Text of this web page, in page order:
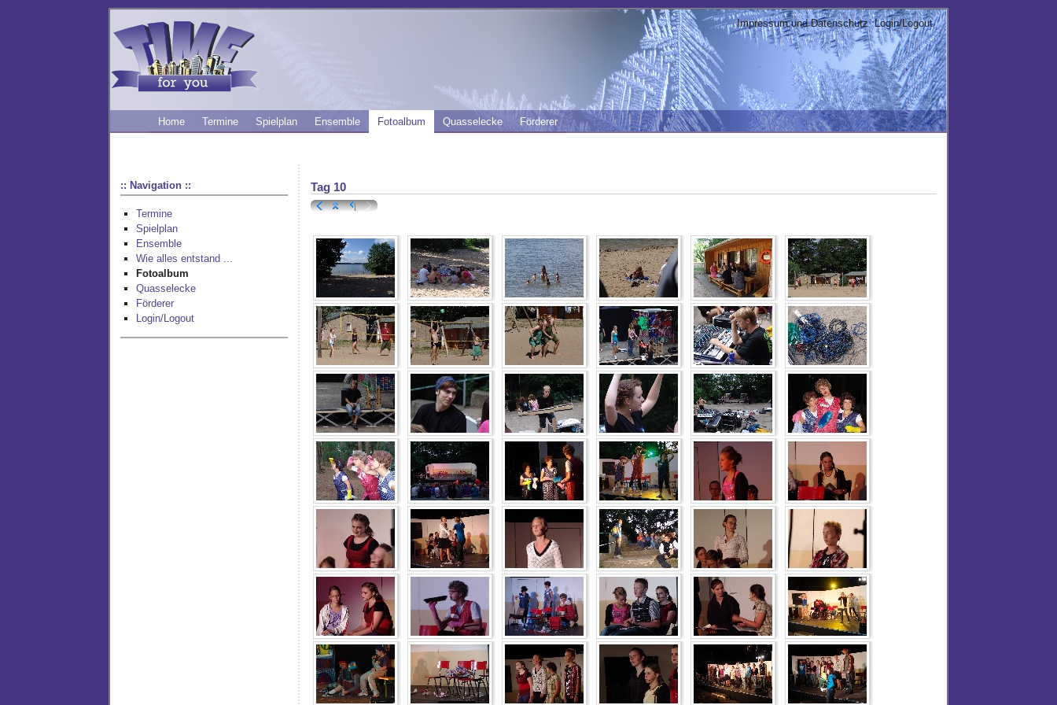
Impressum und Datenschutz Login/Logout
Home Termine Spielplan Ensemble Fotoalbum Quasselecke Förderer
:: Navigation ::
Termine
Spielplan
Ensemble
Wie alles entstand ...
Fotoalbum
Quasselecke
Förderer
Login/Logout
Tag 10